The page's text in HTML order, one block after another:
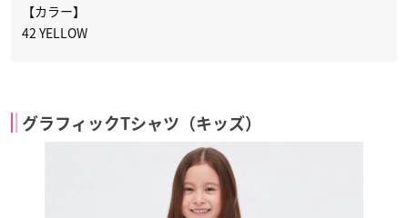
【カラー】
42 YELLOW
グラフィックTシャツ（キッズ）